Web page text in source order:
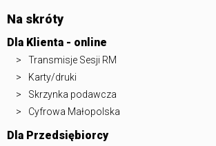
Na skróty
Dla Klienta - online
Transmisje Sesji RM
Karty/druki
Skrzynka podawcza
Cyfrowa Małopolska
Dla Przedsiębiorcy